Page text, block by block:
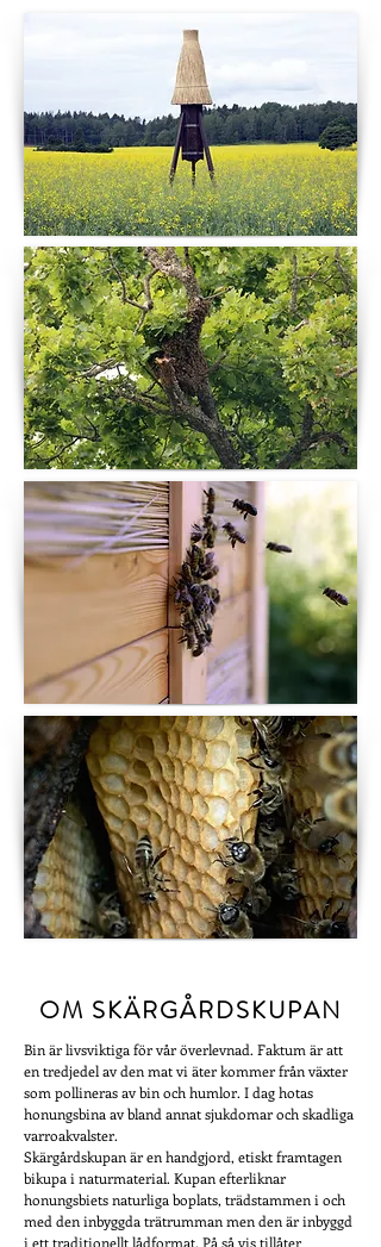
OM SKÄRGÅRDSKUPAN
Bin är livsviktiga för vår överlevnad. Faktum är att
en tredjedel av den mat vi äter kommer från växter
som pollineras av bin och humlor. I dag hotas
honungsbina av bland annat sjukdomar och skadliga
varroakvalster.
Skärgårdskupan är en handgjord, etiskt framtagen
bikupa i naturmaterial. Kupan efterliknar
honungsbiets naturliga boplats, trädstammen i och
med den inbyggda trätrumman men den är inbyggd
i ett traditionellt lådformat. På så vis tillåter